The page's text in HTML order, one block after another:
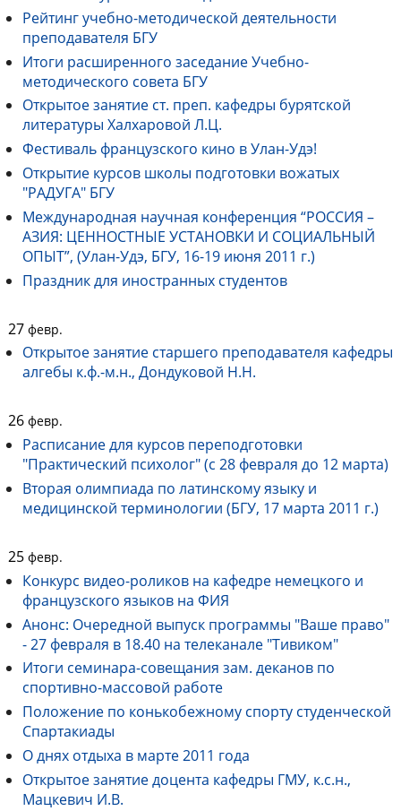
Рейтинг учебно-методической деятельности
преподавателя БГУ
Итоги расширенного заседание Учебно-
методического совета БГУ
Открытое занятие ст. преп. кафедры бурятской
литературы Халхаровой Л.Ц.
Фестиваль французского кино в Улан-Удэ!
Открытие курсов школы подготовки вожатых
"РАДУГА" БГУ
Международная научная конференция “РОССИЯ –
АЗИЯ: ЦЕННОСТНЫЕ УСТАНОВКИ И СОЦИАЛЬНЫЙ
ОПЫТ”, (Улан-Удэ, БГУ, 16-19 июня 2011 г.)
Праздник для иностранных студентов
27 февр.
Открытое занятие старшего преподавателя кафедры
алгебы к.ф.-м.н., Дондуковой Н.Н.
26 февр.
Расписание для курсов переподготовки
"Практический психолог" (с 28 февраля до 12 марта)
Вторая олимпиада по латинскому языку и
медицинской терминологии (БГУ, 17 марта 2011 г.)
25 февр.
Конкурс видео-роликов на кафедре немецкого и
французского языков на ФИЯ
Анонс: Очередной выпуск программы "Ваше право"
- 27 февраля в 18.40 на телеканале "Тивиком"
Итоги семинара-совещания зам. деканов по
спортивно-массовой работе
Положение по конькобежному спорту студенческой
Спартакиады
О днях отдыха в марте 2011 года
Открытое занятие доцента кафедры ГМУ, к.с.н.,
Мацкевич И.В.